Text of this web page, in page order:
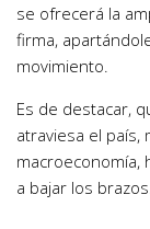
se ofrecerá la
firma,
movimiento.
Es de destacar,
atraviesa el país,
macroeconomía,
a bajar los